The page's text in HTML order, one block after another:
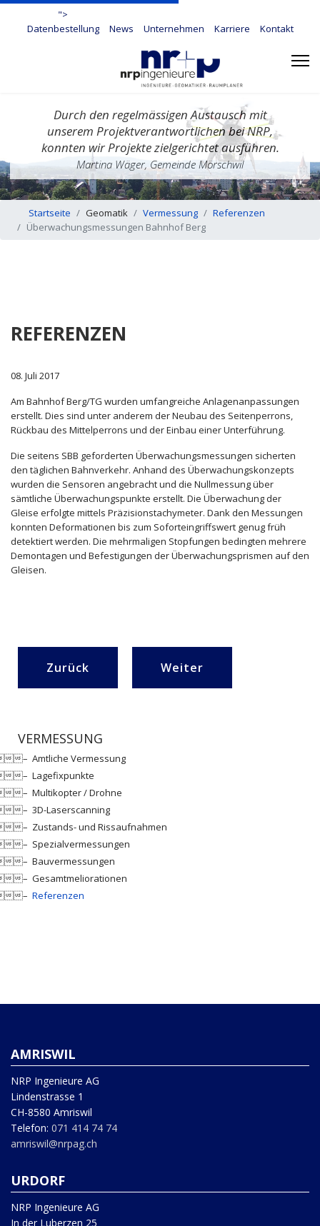
">
Datenbestellung
News Unternehmen Karriere Kontakt
Durch den regelmässigen Austausch mit
unserem Projektverantwortlichen bei NRP,
konnten wir Projekte zielgerichtet ausführen.
Martina Wäger, Gemeinde Mörschwil
Startseite Geomatik Vermessung
Referenzen
Überwachungsmessungen Bahnhof Berg
REFERENZEN
08. Juli 2017
Am Bahnhof Berg/TG wurden umfangreiche Anlagenanpassungen
erstellt. Dies sind unter anderem der Neubau des Seitenperrons,
Rückbau des Mittelperrons und der Einbau einer Unterführung.
Die seitens SBB geforderten Überwachungsmessungen sicherten
den täglichen Bahnverkehr. Anhand des Überwachungskonzepts
wurden die Sensoren angebracht und die Nullmessung über
sämtliche Überwachungspunkte erstellt. Die Überwachung der
Gleise erfolgte mittels Präzisionstachymeter. Dank den Messungen
konnten Deformationen bis zum Soforteingriffswert genug früh
detektiert werden. Die mehrmaligen Stopfungen bedingten mehrere
Demontagen und Befestigungen der Überwachungsprismen auf den
Gleisen.
Vorheriger Beitrag:
Zurück Nächster Beitrag:
Weiter
VERMESSUNG
Amtliche Vermessung
Lagefixpunkte
Multikopter / Drohne
3D-Laserscanning
Zustands- und Rissaufnahmen
Spezialvermessungen
Bauvermessungen
Gesamtmeliorationen
Referenzen
AMRISWIL
NRP Ingenieure AG
Lindenstrasse 1
CH-8580 Amriswil
Telefon: 071 414 74 74
amriswil@nrpag.ch
URDORF
NRP Ingenieure AG
In der Luberzen 25